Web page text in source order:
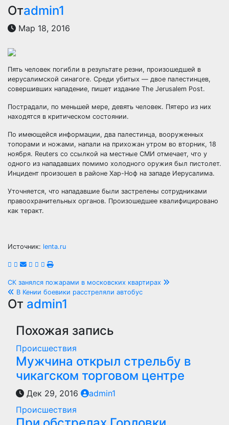
Отadmin1
Мар 18, 2016
Пять человек погибли в результате резни, произошедшей в
иерусалимской синагоге. Среди убитых — двое палестинцев,
совершивших нападение, пишет издание The Jerusalem Post.
Пострадали, по меньшей мере, девять человек. Пятеро из них
находятся в критическом состоянии.
По имеющейся информации, два палестинца, вооруженных
топорами и ножами, напали на прихожан утром во вторник, 18
ноября. Reuters со ссылкой на местные СМИ отмечает, что у
одного из нападавших помимо холодного оружия был пистолет.
Инцидент произошел в районе Хар-Ноф на западе Иерусалима.
Уточняется, что нападавшие были застрелены сотрудниками
правоохранительных органов. Произошедшее квалифицировано
как теракт.
Источник: lenta.ru
Навигация
по
записям
СК занялся пожарами в московских квартирах
В Кении боевики расстреляли автобус
От admin1
Похожая запись
Происшествия
Мужчина открыл стрельбу в
чикагском торговом центре
Дек 29, 2016
admin1
Происшествия